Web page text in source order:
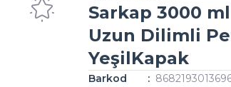
Sarkap 3000
Uzun Dilimli
YeşilKapak
Barkod